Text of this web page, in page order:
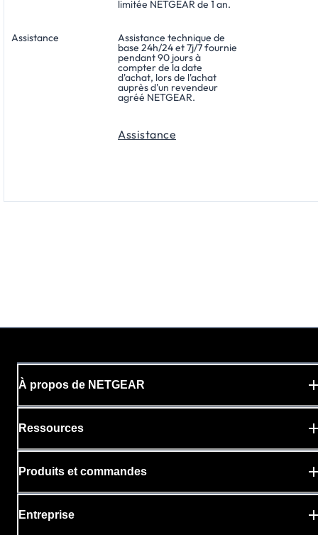
limitée NETGEAR de 1 an.
Assistance Assistance technique de
base 24h/24 et 7j/7 fournie
pendant 90 jours à
compter de la date
d'achat, lors de l'achat
auprès d'un revendeur
agréé NETGEAR.
Assistance
À propos de NETGEAR
Ressources
Produits et commandes
Entreprise